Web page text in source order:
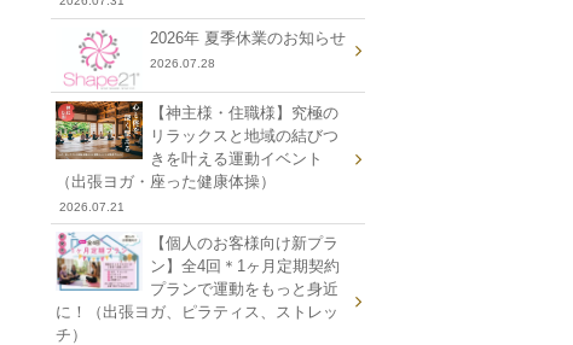
2026年 夏季休業のお知らせ
2026.07.28
【神主様・住職様】究極の
リラックスと地域の結びつ
きを叶える運動イベント
（出張ヨガ・座った健康体操）
2026.07.21
【個人のお客様向け新プラ
ン】全4回＊1ヶ月定期契約
プランで運動をもっと身近
に！（出張ヨガ、ピラティス、ストレッ
チ）